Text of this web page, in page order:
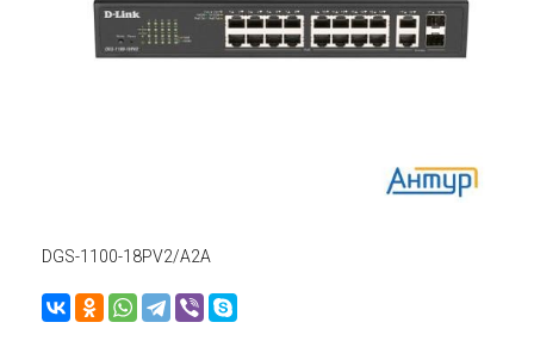
DGS-1100-18PV2/A2A